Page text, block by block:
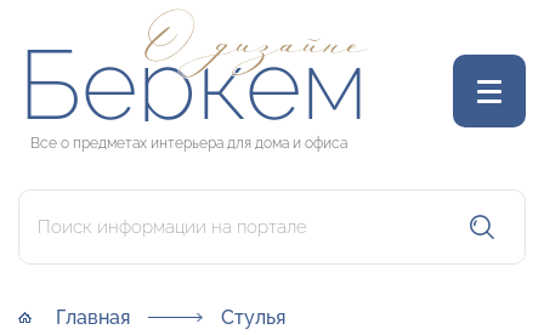
О дизайне
Беркем
Все о предметах интерьера для дома и офиса
Главная Стулья